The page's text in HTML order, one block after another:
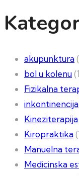
akupunktura
bol u kolenu
Fizikalna
inkontinencija
Kineziterapija
Kiropraktika
Manuelna
Medicinska